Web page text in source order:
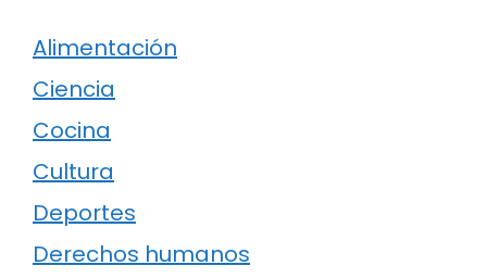
Alimentación
Ciencia
Cocina
Cultura
Deportes
Derechos humanos